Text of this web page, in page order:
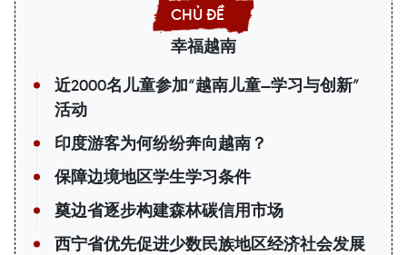
幸福越南
近2000名儿童参加“越南儿童—学习与创新”
活动
印度游客为何纷纷奔向越南？
保障边境地区学生学习条件
奠边省逐步构建森林碳信用市场
西宁省优先促进少数民族地区经济社会发展